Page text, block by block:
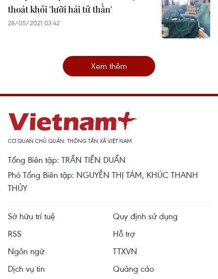
thoát khỏi 'lưỡi hái tử thần'
28/05/2021 03:42
Xem thêm
CƠ QUAN CHỦ QUẢN: THÔNG TẤN XÃ VIỆT NAM
Tổng Biên tập: TRẦN TIẾN DUẨN
Phó Tổng Biên tập: NGUYỄN THỊ TÁM, KHÚC THANH
THỦY
Sở hữu trí tuệ
Quy định sử dụng
RSS
Hỗ trợ
Ngôn ngữ
TTXVN
Dịch vụ tin
Quảng cáo